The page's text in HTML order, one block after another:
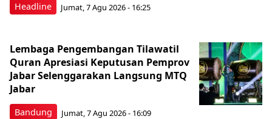
Headline Jumat, 7 Agu 2026 - 16:25
Bandung
Lembaga Pengembangan Tilawatil
Quran Apresiasi Keputusan Pemprov
Jabar Selenggarakan Langsung MTQ
Jabar
Jumat, 7 Agu 2026 - 16:09